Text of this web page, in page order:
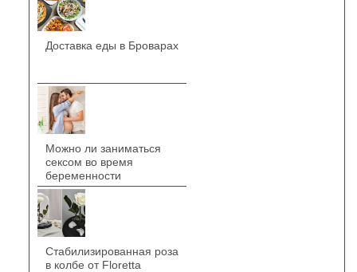
Доставка еды в Броварах
Можно ли заниматься
сексом во время
беременности
Стабилизированная роза
в колбе от Floretta